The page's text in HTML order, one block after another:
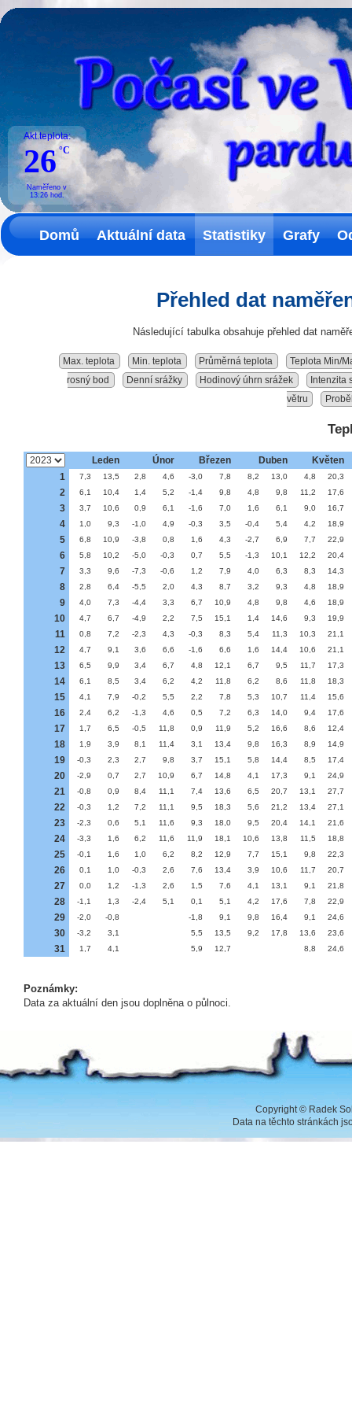
Akt.teplota:
26 °C
Naměřeno v
13:26hod.
Domů Aktuální data Statistiky Grafy
Přehled dat
Následující tabulka obsahuje přehled dat
Max. teplota Min. teplota Průměrná teplota
Teplota Min/
rosný bod
Denní srážky Hodinový úhrn srážek
Intenzita
větru
Leden Únor Březen Duben
Květen
1
7,3 13,5 2,8 4,6 -3,0 7,8 8,2 13,0 4,8 20,3
2 6,1 10,4 1,4 5,2 -1,4 9,8 4,8 9,8 11,2 17,6
3 3,7 10,6 0,9 6,1 -1,6 7,0 1,6 6,1 9,0 16,7
4 1,0 9,3 -1,0 4,9 -0,3 3,5 -0,4 5,4 4,2 18,9
5 6,8 10,9 -3,8 0,8 1,6 4,3 -2,7 6,9 7,7 22,9
6 5,8 10,2 -5,0 -0,3 0,7 5,5 -1,3 10,1 12,2 20,4
7 3,3 9,6 -7,3 -0,6 1,2 7,9 4,0 6,3 8,3 14,3
8 2,8 6,4 -5,5 2,0 4,3 8,7 3,2 9,3 4,8 18,9
9 4,0 7,3 -4,4 3,3 6,7 10,9 4,8 9,8 4,6 18,9
10 4,7 6,7 -4,9 2,2 7,5 15,1 1,4 14,6 9,3 19,9
11 0,8 7,2 -2,3 4,3 -0,3 8,3 5,4 11,3 10,3 21,1
12 4,7 9,1 3,6 6,6 -1,6 6,6 1,6 14,4 10,6 21,1
13 6,5 9,9 3,4 6,7 4,8 12,1 6,7 9,5 11,7 17,3
14 6,1 8,5 3,4 6,2 4,2 11,8 6,2 8,6 11,8 18,3
15 4,1 7,9 -0,2 5,5 2,2 7,8 5,3 10,7 11,4 15,6
16 2,4 6,2 -1,3 4,6 0,5 7,2 6,3 14,0 9,4 17,6
17 1,7 6,5 -0,5 11,8 0,9 11,9 5,2 16,6 8,6 12,4
18 1,9 3,9 8,1 11,4 3,1 13,4 9,8 16,3 8,9 14,9
19 -0,3 2,3 2,7 9,8 3,7 15,1 5,8 14,4 8,5 17,4
20 -2,9 0,7 2,7 10,9 6,7 14,8 4,1 17,3 9,1 24,9
21 -0,8 0,9 8,4 11,1 7,4 13,6 6,5 20,7 13,1 27,7
22 -0,3 1,2 7,2 11,1 9,5 18,3 5,6 21,2 13,4 27,1
23 -2,3 0,6 5,1 11,6 9,3 18,0 9,5 20,4 14,1 21,6
24 -3,3 1,6 6,2 11,6 11,9 18,1 10,6 13,8 11,5 18,8
25 -0,1 1,6 1,0 6,2 8,2 12,9 7,7 15,1 9,8 22,3
26 0,1 1,0 -0,3 2,6 7,6 13,4 3,9 10,6 11,7 20,7
27 0,0 1,2 -1,3 2,6 1,5 7,6 4,1 13,1 9,1 21,8
28 -1,1 1,3 -2,4 5,1 0,1 5,1 4,2 17,6 7,8 22,9
29 -2,0 -0,8 -1,8 9,1 9,8 16,4 9,1 24,6
30 -3,2 3,1 5,5 13,5 9,2 17,8 13,6 23,6
31 1,7 4,1 5,9 12,7 8,8 24,6
Poznámky:
Data za aktuální den jsou doplněna o půlnoci.
Copyright© Radek
Data na těchto stránkách